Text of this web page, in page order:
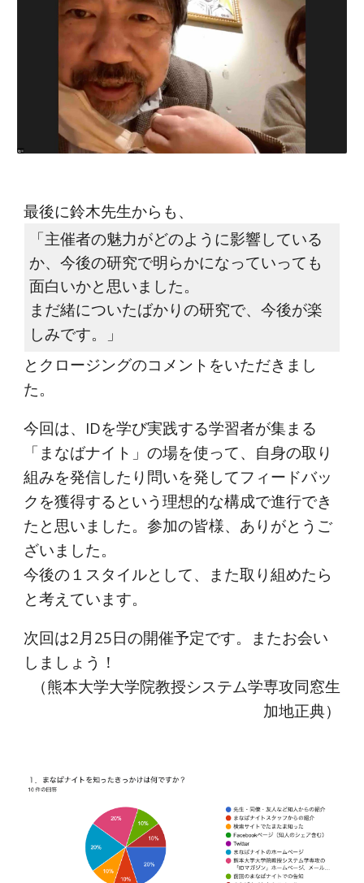
最後に鈴木先生からも、
「主催者の魅力がどのように影響している
か、今後の研究で明らかになっていっても
面白いかと思いました。
まだ緒についたばかりの研究で、今後が楽
しみです。」
とクロージングのコメントをいただきまし
た。
今回は、IDを学び実践する学習者が集まる
「まなばナイト」の場を使って、自身の取り
組みを発信したり問いを発してフィードバッ
クを獲得するという理想的な構成で進行でき
たと思いました。参加の皆様、ありがとうご
ざいました。
今後の１スタイルとして、また取り組めたら
と考えています。
次回は2月25日の開催予定です。またお会い
しましょう！
（熊本大学大学院教授システム学専攻同窓生
加地正典）